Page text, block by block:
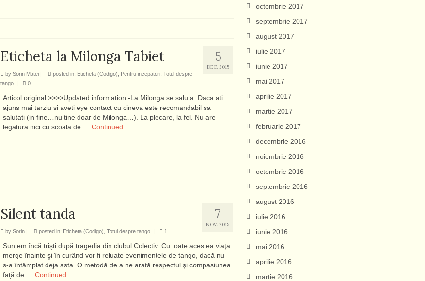
5
DEC. 2015
Eticheta la Milonga Tabiet
by Sorin Matei| posted in: Eticheta (Codigo) Pentru incepatori, Totul despre
tango
| 0
Articol original >>>>Updated information -La Milonga se saluta. Daca ati
ajuns mai tarziu si aveti eye contact cu cineva este recomandabil sa
salutati (in fine…nu tine doar de Milonga…). La plecare, la fel. Nu are
legatura nici cu scoala de … Continued
7
NOV. 2015
Silent tanda
by Sorin| posted in: Eticheta (Codigo) Totul despre tango | 1
Suntem încă trişti după tragedia din clubul Colectiv. Cu toate acestea viaţa
merge înainte şi în curând vor fi reluate evenimentele de tango, dacă nu
s-a întâmplat deja asta. O metodă de a ne arată respectul şi compasiunea
faţă de … Continued
octombrie 2017
septembrie 2017
august 2017
iulie 2017
iunie 2017
mai 2017
aprilie 2017
martie 2017
februarie 2017
decembrie 2016
noiembrie 2016
octombrie 2016
septembrie 2016
august 2016
iulie 2016
iunie 2016
mai 2016
aprilie 2016
martie 2016